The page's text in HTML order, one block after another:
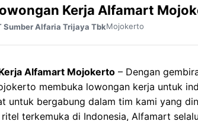
Kerja Alfamart
Sumber Alfaria Trijaya TbkMojokerto
Alfamart Mojokerto – Dengan
membuka lowongan kerja untuk
untuk bergabung dalam tim kami yang
ritel terkemuka di Indonesia, Alfamart